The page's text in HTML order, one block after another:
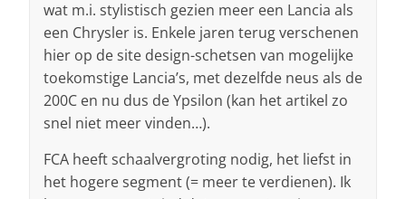
wat m.i. stylistisch gezien meer een Lancia als
een Chrysler is. Enkele jaren terug verschenen
hier op de site design-schetsen van mogelijke
toekomstige Lancia’s, met dezelfde neus als de
200C en nu dus de Ypsilon (kan het artikel zo
snel niet meer vinden…).
FCA heeft schaalvergroting nodig, het liefst in
het hogere segment (= meer te verdienen). Ik